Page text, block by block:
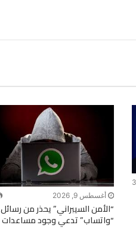
أغسطس 9, 2026
“الأمن السيبراني” يحذر من رسائل
“واتساب” تدعي وجود مساعدات